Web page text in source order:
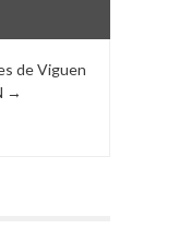
de Viguen
→